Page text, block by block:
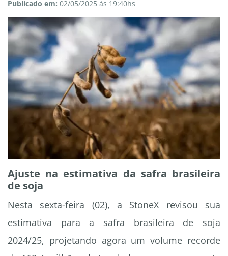
Publicado em: 02/05/2025 às 19:40hs
Ajuste na estimativa da safra brasileira
de soja
Nesta sexta-feira (02), a StoneX revisou sua
estimativa para a safra brasileira de soja
2024/25, projetando agora um volume recorde